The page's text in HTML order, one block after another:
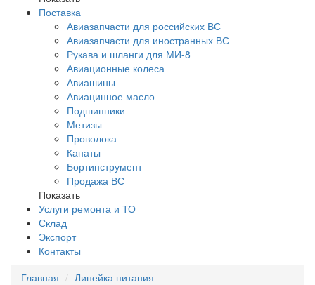
Поставка
Авиазапчасти для российских ВС
Авиазапчасти для иностранных ВС
Рукава и шланги для МИ-8
Авиационные колеса
Авиашины
Авиацинное масло
Подшипники
Метизы
Проволока
Канаты
Бортинструмент
Продажа ВС
Показать
Услуги ремонта и ТО
Склад
Экспорт
Контакты
Главная
Линейка питания